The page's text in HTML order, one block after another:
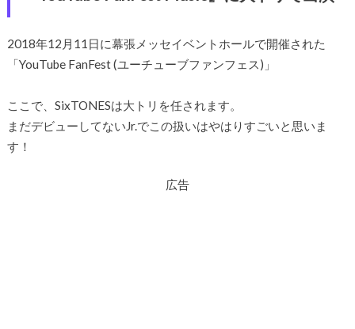
2018年12月11日に幕張メッセイベントホールで開催された
「YouTube FanFest (ユーチューブファンフェス)」
ここで、SixTONESは大トリを任されます。
まだデビューしてないJr.でこの扱いはやはりすごいと思いま
す！
広告